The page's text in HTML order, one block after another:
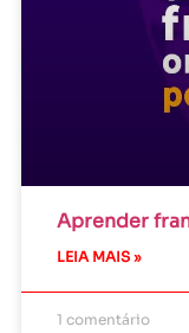
Aprender
LEIA MAIS »
1 comentário